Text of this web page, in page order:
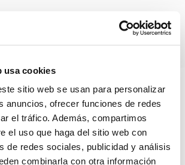
usa cookies
sitio web se usan para personalizar
anuncios, ofrecer funciones de redes
el tráfico. Además, compartimos
el uso que haga del sitio web con
de redes sociales, publicidad y análisis
combinarla con otra información
de etiqueta:
documento